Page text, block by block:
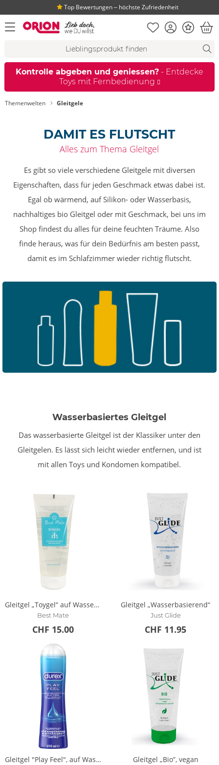
Top Bewertungen ‒ höchste Zufriedenheit
Menü öffnen Merkliste
KontoBonus
Kontrolle abgeben und geniessen? - Entdecke
Toys mit Fernbedienung
Themenwelten Gleitgele
DAMIT ES FLUTSCHT
Alles zum Thema Gleitgel
Es gibt so viele verschiedene Gleitgele mit diversen
Eigenschaften, dass für jeden Geschmack etwas dabei ist.
Egal ob wärmend, auf Silikon- oder Wasserbasis,
nachhaltiges bio Gleitgel oder mit Geschmack, bei uns im
Shop findest du alles für deine feuchten Träume. Also
finde heraus, was für dein Bedürfnis am besten passt,
damit es im Schlafzimmer wieder richtig flutscht.
Wasserbasiertes Gleitgel
Das wasserbasierte Gleitgel ist der Klassiker unter den
Gleitgelen. Es lässt sich leicht wieder entfernen, und ist
mit allen Toys und Kondomen kompatibel.
Gleitgel „Toygel“ auf Wasserbasis, vegan
Best Mate
CHF 15.00
Gleitgel „Wasserbasierend“
Just Glide
CHF 11.95
Gleitgel "Play Feel", auf Wasserbasis Gleitgel „Bio”, vegan